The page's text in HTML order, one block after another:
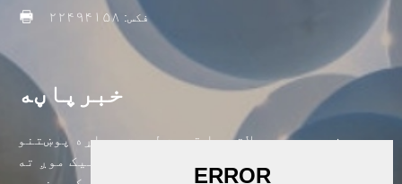
فکس: ۲۲۴۹۴۱۵۸
خبرپاڼه
زموږ د محصولاتو یا قیمت لیست په اړه پوښتنو
لپاره ، مهرباني وکړئ خپل بریښنالیک موږ ته